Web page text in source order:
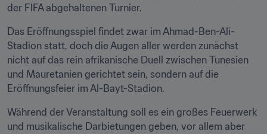
der FIFA abgehaltenen Turnier.
Das Eröffnungsspiel findet zwar im Ahmad-Ben-Ali-
Stadion statt, doch die Augen aller werden zunächst
nicht auf das rein afrikanische Duell zwischen Tunesien
und Mauretanien gerichtet sein, sondern auf die
Eröffnungsfeier im Al-Bayt-Stadion.
Während der Veranstaltung soll es ein großes Feuerwerk
und musikalische Darbietungen geben, vor allem aber